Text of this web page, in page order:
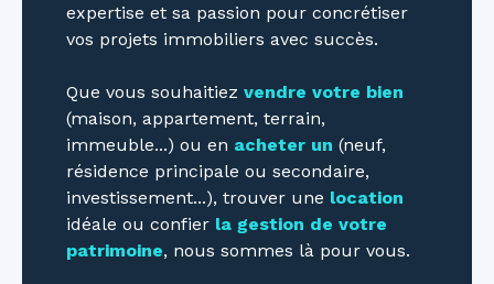
expertise et sa passion pour concrétiser
vos projets immobiliers avec succès.
Que vous souhaitiez vendre votre bien
(maison, appartement, terrain,
immeuble...) ou en acheter un (neuf,
résidence principale ou secondaire,
investissement...), trouver une location
idéale ou confier la gestion de votre
patrimoine, nous sommes là pour vous.